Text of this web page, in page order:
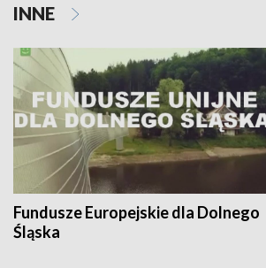
INNE
Fundusze Europejskie dla Dolnego
Śląska